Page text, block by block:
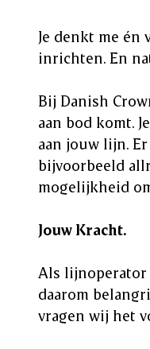
Je denkt me
inrichten. En
Bij Danish
aan bod komt.
aan jouw lijn.
bijvoorbeeld
mogelijkheid
Jouw Kracht.
Als lijnoperator
daarom
vragen wij het